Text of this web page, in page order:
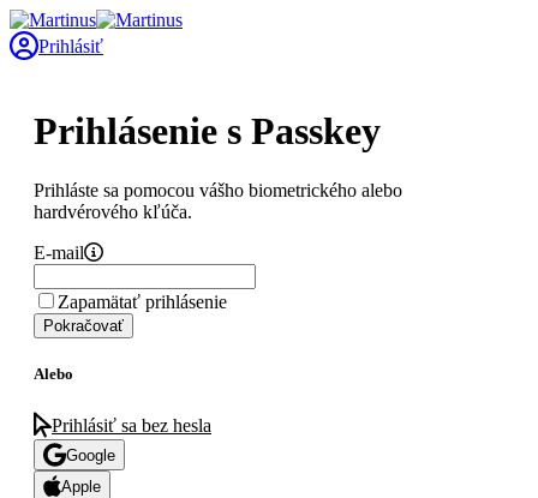
Prihlásiť
Prihlásenie s Passkey
Prihláste sa pomocou vášho biometrického alebo
hardvérového kľúča.
E-mail
Zapamätať prihlásenie
Pokračovať
Alebo
Prihlásiť sa bez hesla
Google
Apple